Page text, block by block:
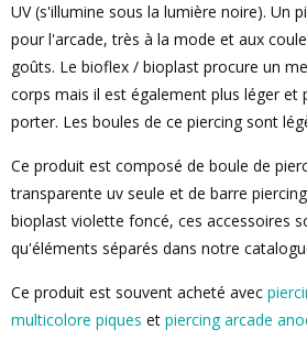
UV (s'illumine sous la lumière noire). Un
pour l'arcade, très à la mode et aux
goûts. Le bioflex / bioplast procure un
corps mais il est également plus léger et
porter. Les boules de ce piercing sont
Ce produit est composé de boule de
transparente uv seule et de barre
bioplast violette foncé, ces accessoires
qu'éléments séparés dans notre
Ce produit est souvent acheté avec
multicolore piques et piercing arcade